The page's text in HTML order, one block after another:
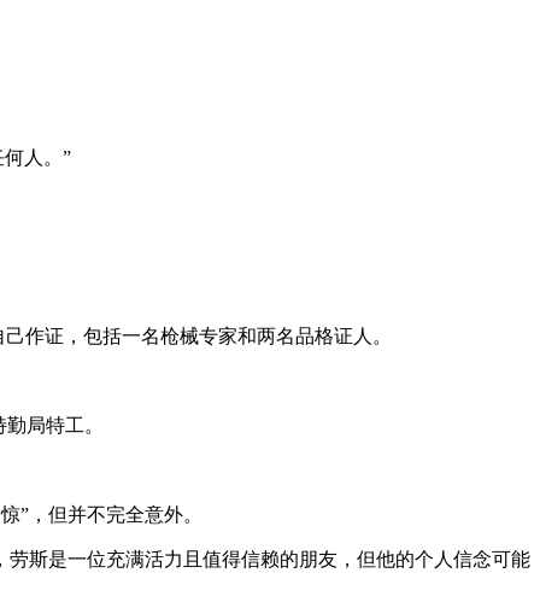
人。”
证，包括一名枪械专家和两名品格证人。
局特工。
，但并不完全意外。
斯是一位充满活力且值得信赖的朋友，但他的个人信念可能